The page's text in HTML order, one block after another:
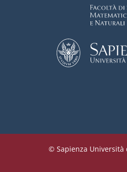
© Sapienza Università